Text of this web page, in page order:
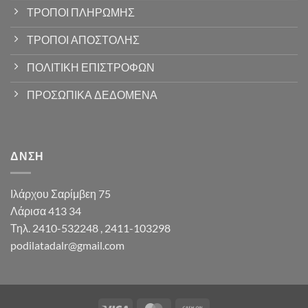
ΤΡΟΠΟΙ ΠΛΗΡΩΜΗΣ
ΤΡΟΠΟΙ ΑΠΟΣΤΟΛΗΣ
ΠΟΛΙΤΙΚΗ ΕΠΙΣΤΡΟΦΩΝ
ΠΡΟΣΩΠΙΚΑ ΔΕΔΟΜΕΝΑ
ΔΝΣΗ
Ιλάρχου Σαρίμβεη 75
Λάρισα 413 34
Τηλ. 2410-532248 , 2411-103298
podilatadalr@gmail.com